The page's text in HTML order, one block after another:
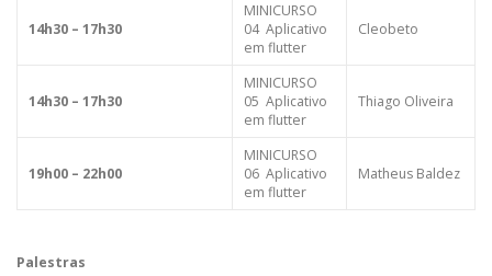
14h30 – 17h30
MINICURSO
04 Aplicativo
em flutter
Cleobeto
14h30 – 17h30
MINICURSO
05 Aplicativo
em flutter
Thiago Oliveira
19h00 – 22h00
MINICURSO
06 Aplicativo
em flutter
Matheus Baldez
Palestras